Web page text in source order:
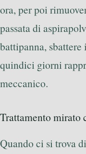
ora, per poi
passata di
battipanna,
quindici giorni
meccanico.
Trattamento mirato
Quando ci si trova